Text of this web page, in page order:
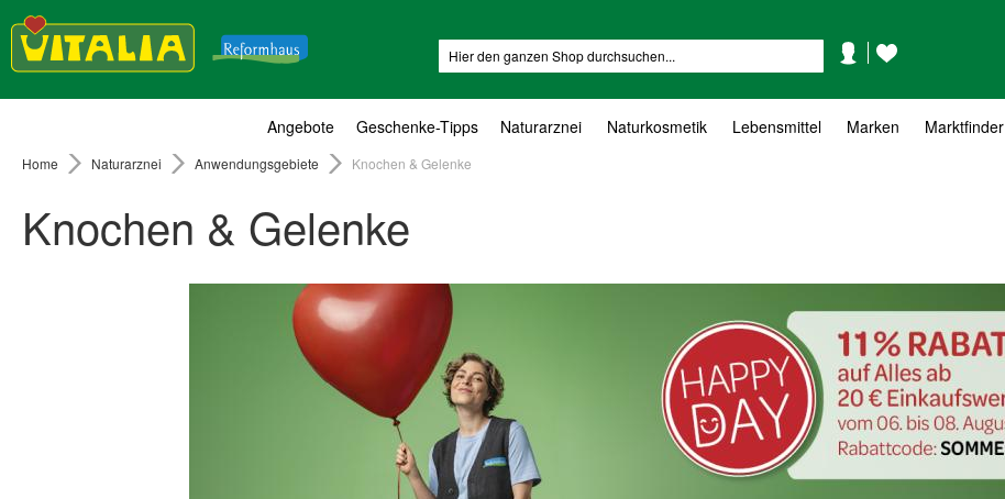
KontoWunschzettel
Angebote Geschenke-Tipps Naturarznei Naturkosmetik Lebensmittel Marken Marktfinder
Home Naturarznei Anwendungsgebiete Knochen & Gelenke
Knochen & Gelenke